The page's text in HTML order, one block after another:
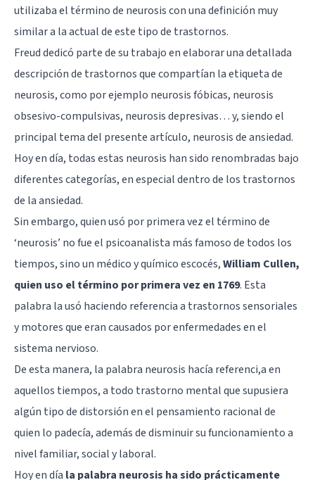
utilizaba el término de neurosis con una definición muy
similar a la actual de este tipo de trastornos.
Freud dedicó parte de su trabajo en elaborar una detallada
descripción de trastornos que compartían la etiqueta de
neurosis, como por ejemplo neurosis fóbicas, neurosis
obsesivo-compulsivas, neurosis depresivas… y, siendo el
principal tema del presente artículo, neurosis de ansiedad.
Hoy en día, todas estas neurosis han sido renombradas bajo
diferentes categorías, en especial dentro de los trastornos
de la ansiedad.
Sin embargo, quien usó por primera vez el término de
‘neurosis’ no fue el psicoanalista más famoso de todos los
tiempos, sino un médico y químico escocés,William Cullen,
quien uso el término por primera vez en 1769. Esta
palabra la usó haciendo referencia a trastornos sensoriales
y motores que eran causados por enfermedades en el
sistema nervioso.
De esta manera, la palabra neurosis hacía referenci,a en
aquellos tiempos, a todo trastorno mental que supusiera
algún tipo de distorsión en el pensamiento racional de
quien lo padecía, además de disminuir su funcionamiento a
nivel familiar, social y laboral.
Hoy en día la palabra neurosis ha sido prácticamente